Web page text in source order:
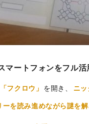
マートフォンをフル活
フクロウ」 を開き、 ニ
ーを読み進めながら謎を